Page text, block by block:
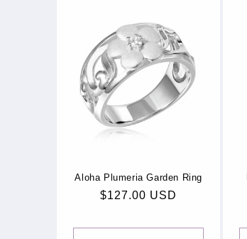
Aloha Plumeria Garden Ring
Prix
$127.00 USD